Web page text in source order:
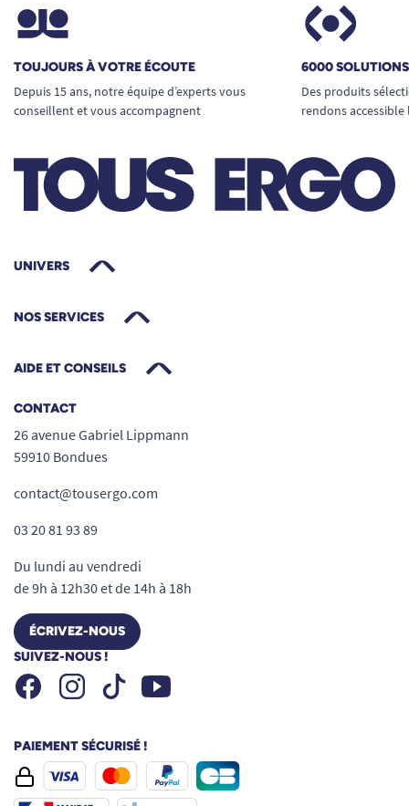
TOUJOURS À VOTRE ÉCOUTE
Depuis 15 ans, notre équipe d’experts vous
conseillent et vous accompagnent
6000
Des produits
rendons
UNIVERS
NOS SERVICES
AIDE ET CONSEILS
CONTACT
26 avenue Gabriel Lippmann
59910 Bondues
contact@tousergo.com
03 20 81 93 89
Du lundi au vendredi
de 9h à 12h30 et de 14h à 18h
ÉCRIVEZ-NOUS
SUIVEZ-NOUS !
FacebookInstagramTiktok Youtube
PAIEMENT SÉCURISÉ !